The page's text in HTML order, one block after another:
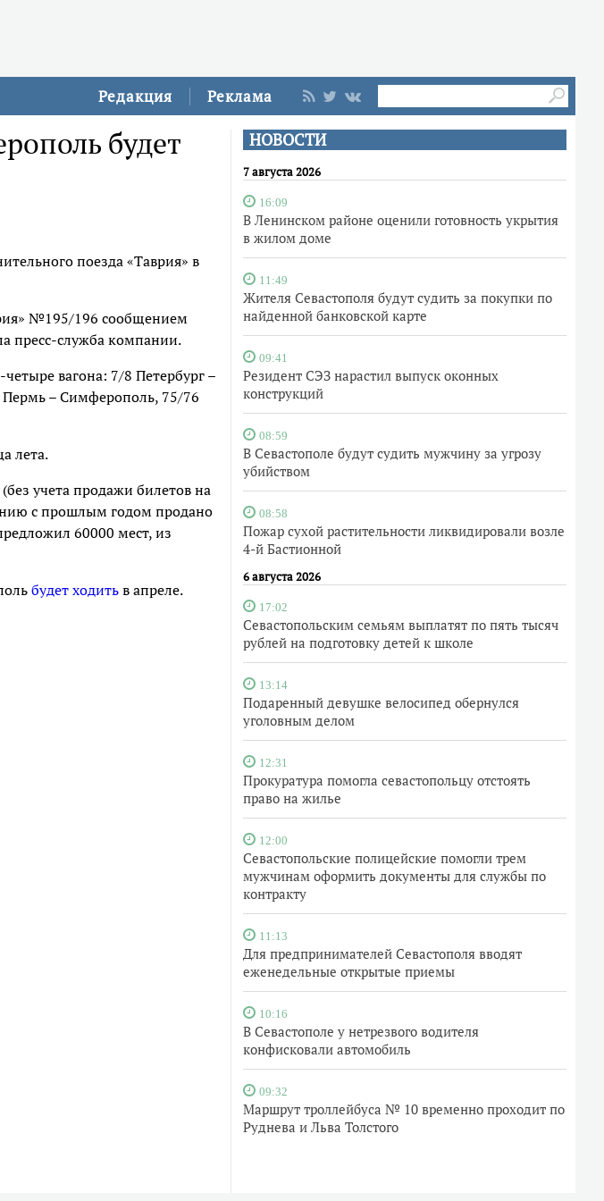
Редакция Реклама
НОВОСТИ
7 августа 2026
16:09
В Ленинском районе оценили готовность укрытия
в жилом доме
11:49
Жителя Севастополя будут судить за покупки по
найденной банковской карте
09:41
Резидент СЭЗ нарастил выпуск оконных
конструкций
08:59
В Севастополе будут судить мужчину за угрозу
убийством
08:58
Пожар сухой растительности ликвидировали возле
4-й Бастионной
6 августа 2026
17:02
Севастопольским семьям выплатят по пять тысяч
рублей на подготовку детей к школе
13:14
Подаренный девушке велосипед обернулся
уголовным делом
12:31
Прокуратура помогла севастопольцу отстоять
право на жилье
12:00
Севастопольские полицейские помогли трем
мужчинам оформить документы для службы по
контракту
11:13
Для предпринимателей Севастополя вводят
еженедельные открытые приемы
10:16
В Севастополе у нетрезвого водителя
конфисковали автомобиль
09:32
Маршрут троллейбуса № 10 временно проходит по
Руднева и Льва Толстого
будет
поезда «Таврия» в
№195/196 сообщением
пресс-служба компании.
вагона: 7/8 Петербург –
Пермь – Симферополь, 75/76
лета.
учета продажи билетов на
с прошлым годом продано
60000 мест, из
будет ходитьв апреле.